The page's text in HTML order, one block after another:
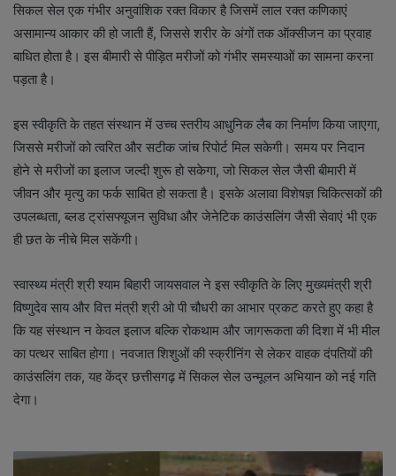
सिकल सेल एक गंभीर अनुवांशिक रक्त विकार है जिसमें लाल रक्त कणिकाएं
असामान्य आकार की हो जाती हैं, जिससे शरीर के अंगों तक ऑक्सीजन का प्रवाह
बाधित होता है। इस बीमारी से पीड़ित मरीजों को गंभीर समस्याओं का सामना करना
पड़ता है।
इस स्वीकृति के तहत संस्थान में उच्च स्तरीय आधुनिक लैब का निर्माण किया जाएगा,
जिससे मरीजों को त्वरित और सटीक जांच रिपोर्ट मिल सकेगी। समय पर निदान
होने से मरीजों का इलाज जल्दी शुरू हो सकेगा, जो सिकल सेल जैसी बीमारी में
जीवन और मृत्यु का फर्क साबित हो सकता है। इसके अलावा विशेषज्ञ चिकित्सकों की
उपलब्धता, ब्लड ट्रांसफ्यूजन सुविधा और जेनेटिक काउंसलिंग जैसी सेवाएं भी एक
ही छत के नीचे मिल सकेंगी।
स्वास्थ्य मंत्री श्री श्याम बिहारी जायसवाल ने इस स्वीकृति के लिए मुख्यमंत्री श्री
विष्णुदेव साय और वित्त मंत्री श्री ओ पी चौधरी का आभार प्रकट करते हुए कहा है
कि यह संस्थान न केवल इलाज बल्कि रोकथाम और जागरूकता की दिशा में भी मील
का पत्थर साबित होगा। नवजात शिशुओं की स्क्रीनिंग से लेकर वाहक दंपतियों की
काउंसलिंग तक, यह केंद्र छत्तीसगढ़ में सिकल सेल उन्मूलन अभियान को नई गति
देगा।